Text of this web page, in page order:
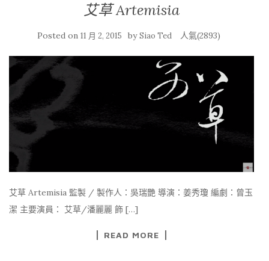
艾草 Artemisia
Posted on 11 月 2, 2015 bySiao Ted 人氣(2893)
艾草 Artemisia 監製 / 製作人：吳瑞艷 導演：姜秀瓊 編劇：曾玉
潔 主要演員： 艾草/潘麗麗 飾 […]
READ MORE